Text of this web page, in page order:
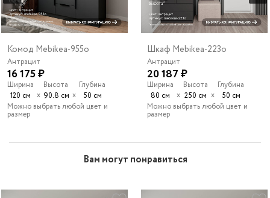
Комод Mebikea-955o
Антрацит
16 175 ₽
Ширина
120 см
х
Высота
90.8 см х
Глубина
50 см
Можно выбрать любой цвет и
размер
Шкаф Mebikea-223o
Антрацит
20 187 ₽
Ширина
80 см
х
Высота
250 см х
Глубина
50 см
Можно выбрать любой цвет и
размер
Вам могут понравиться